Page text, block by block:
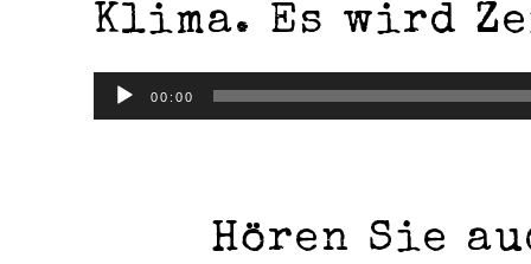
Klima. Es wird
Audio-
Player
00:00
Hören Sie